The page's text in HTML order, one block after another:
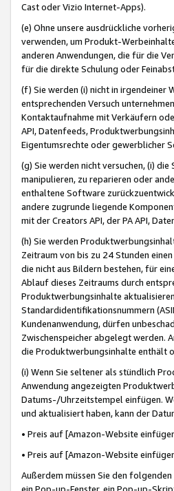
Cast oder Vizio Internet-Apps).
(e) Ohne unsere ausdrückliche
verwenden, um Produkt-
anderen Anwendungen, die für die
für die direkte Schulung oder
(f) Sie werden (i) nicht in irgendeiner
entsprechenden Versuch
Kontaktaufnahme mit Verkäufern
API, Datenfeeds,
Eigentumsrechte oder gewerblicher
(g) Sie werden nicht versuchen, (i)
manipulieren, zu reparieren oder
enthaltene Software
andere zugrunde liegende
mit der Creators API, der PA API,
(h) Sie werden
Zeitraum von bis zu 24 Stunden
die nicht aus Bildern bestehen, für
Ablauf dieses Zeitraums durch
Produktwerbungsinhalte
Standardidentifikationsnummern
Kundenanwendung, dürfen
Zwischenspeicher abgelegt werden.
die Produktwerbungsinhalte enthält
(i) Wenn Sie seltener als stündlich
Anwendung angezeigten
Datums-/Uhrzeitstempel einfügen.
und aktualisiert haben, kann der
• Preis auf [Amazon-Website
• Preis auf [Amazon-Website
Außerdem müssen Sie den
ein Pop-up-Fenster, ein Pop-up-